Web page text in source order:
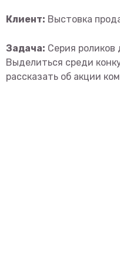
Клиент: Выстовка
Задача: Серия роликов
Выделиться среди
рассказать об акции